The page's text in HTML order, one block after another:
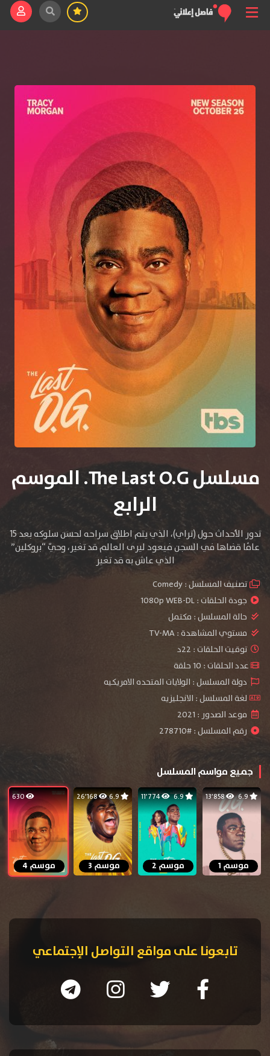
مسلسل The Last O.G. الموسم
الرابع
تدور الأحداث حول (تراي)، الذي يتم اطلاق سراحه لحسن سلوكه بعد 15
عامًا قضاها في السجن فيعود ليرى العالم قد تغير، وحيّ “بروكلين”
الذي عاش به قد تغير
تصنيف المسلسل :Comedy
جودة الحلقات :1080p WEB-DL
حالة المسلسل : مكتمل
مستوي المشاهدة :TV-MA
توقيت الحلقات : 22د
عدد الحلقات : 10 حلقة
دولة المسلسل : الولايات المتحده الامريكيه
لغة المسلسل : الانجليزيه
موعد الصدور : 2021
رقم المسلسل : #278710
جميع مواسم المسلسل
6.9 13٬858
موسم 1
6.9 11٬774
موسم 2
6.9 26٬168
موسم 3
630
موسم 4
تابعونا على مواقع التواصل الإجتماعي